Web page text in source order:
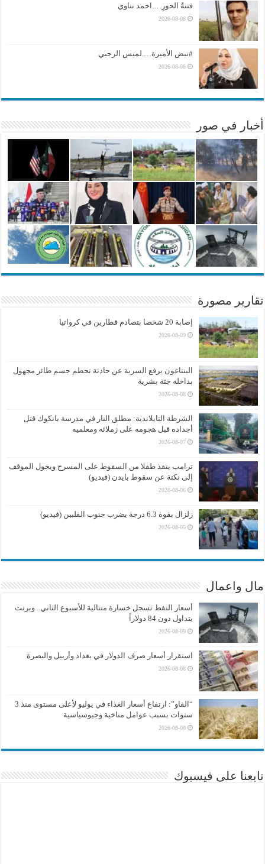
فتنةُ الحورِ….احمد نناوي
2026-08-08
#نبض الأميرة….لميس الرحبي
2026-08-08
أخبار في صور
تقارير مصورة
إصابة 20 شخصا بتصادم قطارين في كرواتيا
2026-08-09
البنتاغون يرفع السرية عن حادثة تحطم جسم طائر مجهول
بداخله جثة بشرية
2026-08-08
الشرطة التايلاندية: مطلق النار في مدرسة بانكوك قتل
أجداده قبل هجومه على زملائه ومعلميه
2026-08-07
ترامب ينقذ طفلا من السقوط على المسرح ويحول الموقف
إلى نكتة عن سقوط بايدن (فيديو)
2026-08-06
زلزال بقوة 6.3 درجة يضرب جنوب الفلبين (فيديو)
2026-08-05
مال واعمال
أسعار النفط تسجل خسارة متتالية للأسبوع الثاني.. وبرنت
يتداول دون 84 دولاراً
2026-08-09
استقرار أسعار صرف الدولار في بغداد وأربيل والبصرة
2026-08-08
“الفاو”: ارتفاع أسعار الغذاء في يوليو لأعلى مستوى منذ 3
سنوات بسبب عوامل مناخية وجيوسياسية
2026-08-08
تابعنا على فيسبوك